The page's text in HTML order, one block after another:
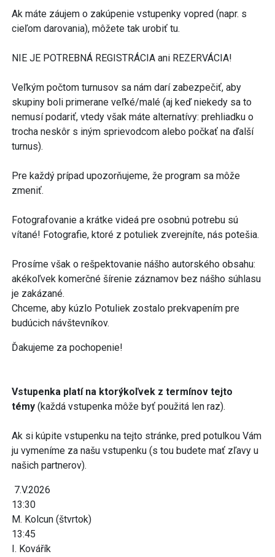
Ak máte záujem o zakúpenie vstupenky vopred (napr. s
cieľom darovania), môžete tak urobiť tu.
NIE JE POTREBNÁ REGISTRÁCIA ani REZERVÁCIA!
Veľkým počtom turnusov sa nám darí zabezpečiť, aby
skupiny boli primerane veľké/malé (aj keď niekedy sa to
nemusí podariť, vtedy však máte alternatívy: prehliadku o
trocha neskôr s iným sprievodcom alebo počkať na ďalší
turnus).
Pre každý prípad upozorňujeme, že program sa môže
zmeniť.
Fotografovanie a krátke videá pre osobnú potrebu sú
vítané! Fotografie, ktoré z potuliek zverejníte, nás potešia.
Prosíme však o rešpektovanie nášho autorského obsahu:
akékoľvek komerčné šírenie záznamov bez nášho súhlasu
je zakázané.
Chceme, aby kúzlo Potuliek zostalo prekvapením pre
budúcich návštevníkov.
Ďakujeme za pochopenie!
Vstupenka platí na ktorýkoľvek z termínov tejto
témy (každá vstupenka môže byť použitá len raz).
Ak si kúpite vstupenku na tejto stránke, pred potulkou Vám
ju vymeníme za našu vstupenku (s tou budete mať zľavy u
našich partnerov).
7.V.2026
13:30
M. Kolcun (štvrtok)
13:45
I. Kovářík